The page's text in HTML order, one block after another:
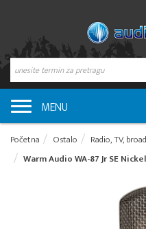
MENU
Početna Ostalo Radio, TV,
Warm Audio WA-87 Jr SE